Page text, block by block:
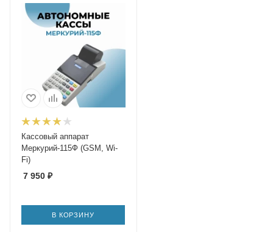
Кассовый аппарат
Меркурий-115Ф (GSM, Wi-
Fi)
7 950 ₽
В КОРЗИНУ